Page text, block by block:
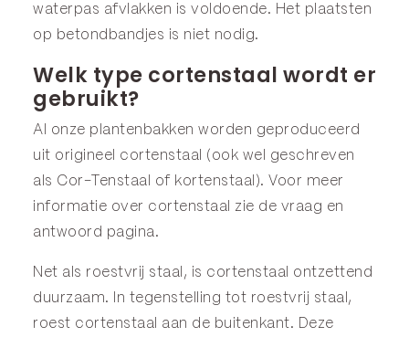
waterpas afvlakken is voldoende. Het plaatsten
op betondbandjes is niet nodig.
Welk type cortenstaal wordt er
gebruikt?
Al onze plantenbakken worden geproduceerd
uit origineel cortenstaal (ook wel geschreven
als Cor-Tenstaal of kortenstaal). Voor meer
informatie over cortenstaal zie de vraag en
antwoord pagina.
Net als roestvrij staal, is cortenstaal ontzettend
duurzaam. In tegenstelling tot roestvrij staal,
roest cortenstaal aan de buitenkant. Deze